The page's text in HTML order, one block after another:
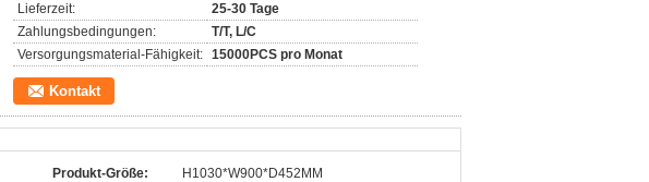
Lieferzeit:
25-30 Tage
Zahlungsbedingungen:
T/T, L/C
Versorgungsmaterial-Fähigkeit: 15000PCS pro Monat
Kontakt
Produkt-Größe: H1030*W900*D452MM